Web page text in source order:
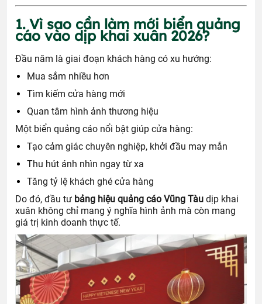
1. Vì sao cần làm mới biển quảng
cáo vào dịp khai xuân 2026?
Đầu năm là giai đoạn khách hàng có xu hướng:
Mua sắm nhiều hơn
Tìm kiếm cửa hàng mới
Quan tâm hình ảnh thương hiệu
Một biển quảng cáo nổi bật giúp cửa hàng:
Tạo cảm giác chuyên nghiệp, khởi đầu may mắn
Thu hút ánh nhìn ngay từ xa
Tăng tỷ lệ khách ghé cửa hàng
Do đó, đầu tư bảng hiệu quảng cáo Vũng Tàu dịp khai
xuân không chỉ mang ý nghĩa hình ảnh mà còn mang
giá trị kinh doanh thực tế.